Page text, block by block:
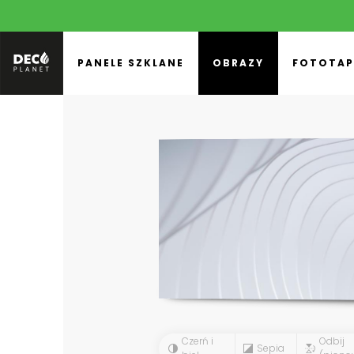
PANELE SZKLANE OBRAZY
Czerń i
Sepia
Odbij